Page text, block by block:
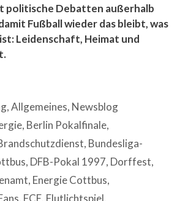
politische Debatten außerhalb
Fußball wieder das bleibt, was
Leidenschaft, Heimat und
,Allgemeines, Newsblog
, Berlin Pokalfinale,
, Bundesliga-
, DFB-Pokal 1997, Dorffest,
, Energie Cottbus,
, FCE, Flutlichtspiel,